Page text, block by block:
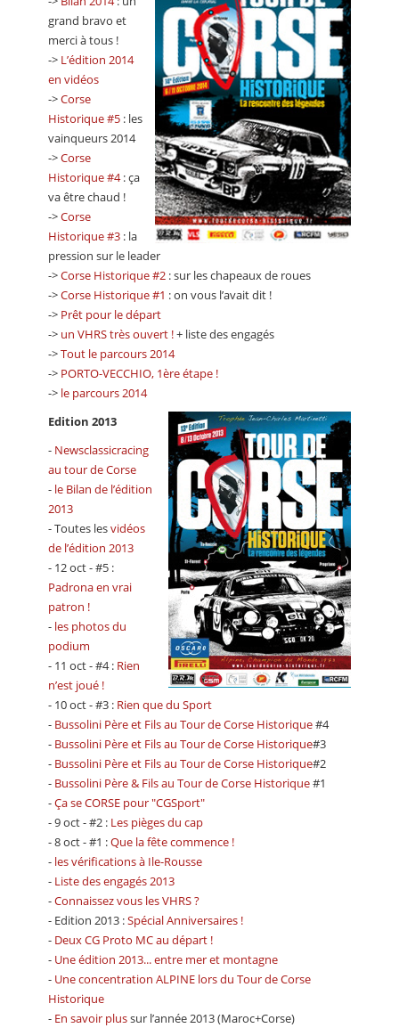
grand bravo et
merci à tous !
-> L’édition 2014
en vidéos
->Corse
Historique #5 : les
vainqueurs 2014
->Corse
Historique #4: ça
va être chaud !
->Corse
Historique #3 : la
pression sur le leader
->Corse Historique #2 : sur les chapeaux de roues
->Corse Historique #1 : on vous l’avait dit !
-> Prêt pour le départ
-> un VHRS très ouvert !+ liste des engagés
->Tout le parcours 2014
-> PORTO-VECCHIO, 1ère étape !
-> le parcours 2014
Edition 2013
- Newsclassicracing
au tour de Corse
- le Bilan de l’édition
2013
- Toutes lesvidéos
de l’édition 2013
- 12 oct - #5 :
Padrona en vrai
patron !
- les photos du
podium
- 11 oct - #4 : Rien
n’est joué !
- 10 oct - #3 : Rien que du Sport
- Bussolini Père et Fils au Tour de Corse Historique#4
- Bussolini Père et Fils au Tour de Corse Historique#3
- Bussolini Père et Fils au Tour de Corse Historique#2
- Bussolini Père & Fils au Tour de Corse Historique#1
-Ça se CORSE pour "CGSport"
- 9 oct - #2 : Les pièges du cap
- 8 oct - #1 :Que la fête commence !
- les vérifications à Ile-Rousse
- Liste des engagés 2013
-Connaissez vous les VHRS ?
- Edition 2013 :Spécial Anniversaires !
- Deux CG Proto MC au départ !
- Une édition 2013... entre mer et montagne
- Une concentration ALPINE lors du Tour de Corse
Historique
- En savoir plussur l’année 2013 (Maroc+Corse)